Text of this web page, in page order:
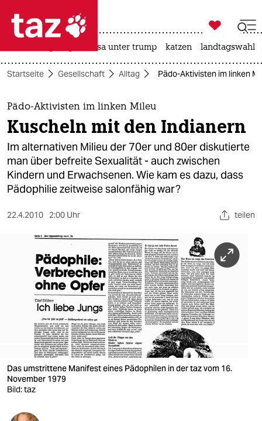
 taz zahl ich
taz zahl ich
themen
politik
öko
gesellschaft
kultur
sport
berlin
wahrheit
verlag
verlag
veranstaltungen
shop

taz zahl ich
usa unter trump katzen landtagswahl
Startseite Gesellschaft Alltag Pädo-Aktivisten im linken
Pädo-Aktivisten im linken Mileu
Kuscheln mit den Indianern
Im alternativen Milieu der 70er und 80er diskutierte
man über befreite Sexualität - auch zwischen
Kindern und Erwachsenen. Wie kam es dazu, dass
Pädophilie zeitweise salonfähig war?
22.4.2010 2:00 Uhr teilen
Das umstrittene Manifest eines Pädophilen in der taz vom 16.
November 1979
Bild: taz